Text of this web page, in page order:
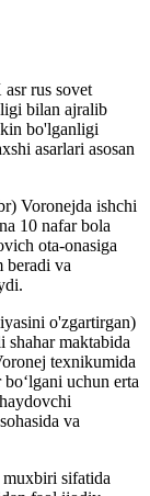
rus sovet
bilan ajralib
bo'lganligi
asarlari asosan
Voronejda ishchi
10 nafar bola
ota-onasiga
beradi va
o'zgartirgan)
maktabida
texnikumida
uchun erta
va
sifatida